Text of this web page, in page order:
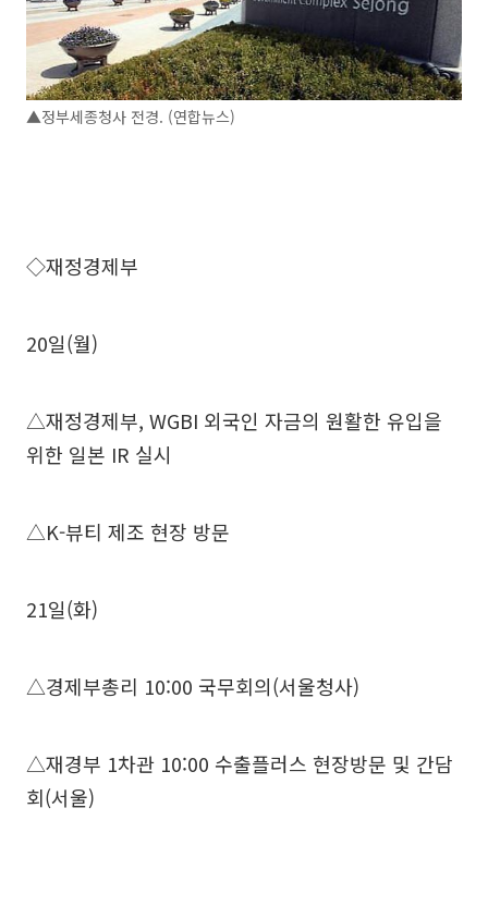
▲정부세종청사 전경. (연합뉴스)
◇재정경제부
20일(월)
△재정경제부, WGBI 외국인 자금의 원활한 유입을
위한 일본 IR 실시
△K-뷰티 제조 현장 방문
21일(화)
△경제부총리 10:00 국무회의(서울청사)
△재경부 1차관 10:00 수출플러스 현장방문 및 간담
회(서울)